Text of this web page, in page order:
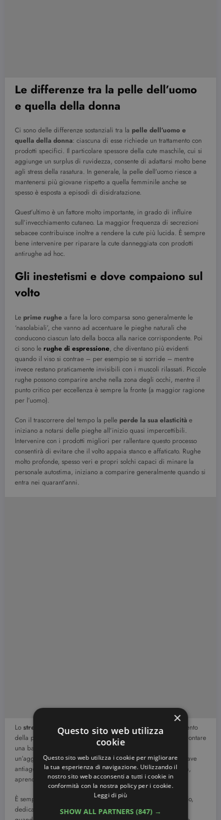
Le differenze tra la pelle dell’uomo
e quella della donna
Ci sono delle differenze sostanziali tra la pelle dell’uomo e
quella della donna: ciascuna di esse richiede un trattamento con
prodotti specifici. Il particolare spessore della cute maschile, cui si
aggiunge un surplus di ruvidezza, consente di adattarsi molto bene
agli stress della rasatura. In generale, la pelle dell’uomo riesce a
mantenersi più giovane rispetto a quella femminile anche se
spesso è esposta a episodi di disidratazione.
Quest’ultimo è un fattore molto importante, in grado di influire
sull’invecchiamento cutaneo. La maggior frequenza di secrezioni
sebacee contribuisce inoltre a rendere la cute più lucida. È sempre
bene intervenire per riparare la cute danneggiata con prodotti
antirughe ad hoc.
Gli inestetismi e dove compaiono sul
volto
Le prime rughe a fare la loro comparsa sono generalmente le
‘nasolabiali’, che vanno ad accentuare le pieghe naturali che
conducono ciascun lato della bocca alla narice corrispondente. Poi
ci sono le rughe di espressione, che diventano più evidenti
quando il viso si contrae – per esempio se si sorride – mentre
invece restano praticamente invisibili con i muscoli rilassati. Piccole
rughe possono comparire anche nella zona degli occhi, mentre il
punto critico per eccellenza è sempre la fronte (a maggior ragione
per l’uomo).
Con il trascorrere del tempo la pelle perde la sua elasticità e
iniziano a notarsi delle pieghe all’inizio quasi impercettibili.
Intervenire con i prodotti migliori per rallentare questo processo
consentirà di evitare che il volto appaia stanco e affaticato. Rughe
molto profonde, spesso veri e propri solchi capaci di minare la
personale autostima, iniziano a comparire generalmente quando si
entra nei quarant’anni.
Lo stress della rasaturaè responsabile del lento indebolimento
della pelle maschile, specie quando arriva il momento di affrontare
una barba più ribelle oltre che irregolare e più doppia. È
un’aggressione quotidiana in piena regola, pericolosa in chiave
antiage poiché va a colpire il film lipidico che fa da barriera,
aprendo le porte a infezioni e arrossamenti.
È sempre bene procedere inizialmente ammorbidendo il pelo,
dedicandosi all’attività di rasatura preferibilmente al mattino,
×
Questo sito web utilizza
cookie
Questo sito web utilizza i cookie per migliorare
la tua esperienza di navigazione. Utilizzando il
nostro sito web acconsenti a tutti i cookie in
conformità con la nostra policy per i cookie.
Leggi di più
SHOW ALL PARTNERS (847) →